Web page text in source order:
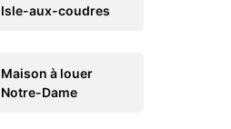
Isle-aux-coudres
Maison à louer
Notre-Dame